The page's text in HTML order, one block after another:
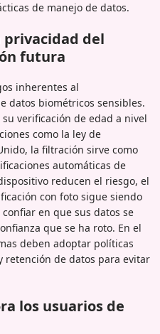
de manejo de datos.
del
futura
inherentes al
datos biométricos sensibles.
verificación de edad a nivel
como la ley de
la filtración sirve como
automáticas de
reducen el riesgo, el
con foto sigue siendo
en que sus datos se
que se ha roto. En el
deben adoptar políticas
retención de datos para evitar
los usuarios de